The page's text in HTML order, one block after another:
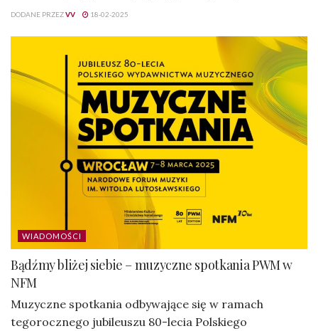
DODANE PRZEZVV 18-02-2025
WIADOMOŚCI
Bądźmy bliżej siebie – muzyczne spotkania PWM w
NFM
Muzyczne spotkania odbywające się w ramach
tegorocznego jubileuszu 80-lecia Polskiego